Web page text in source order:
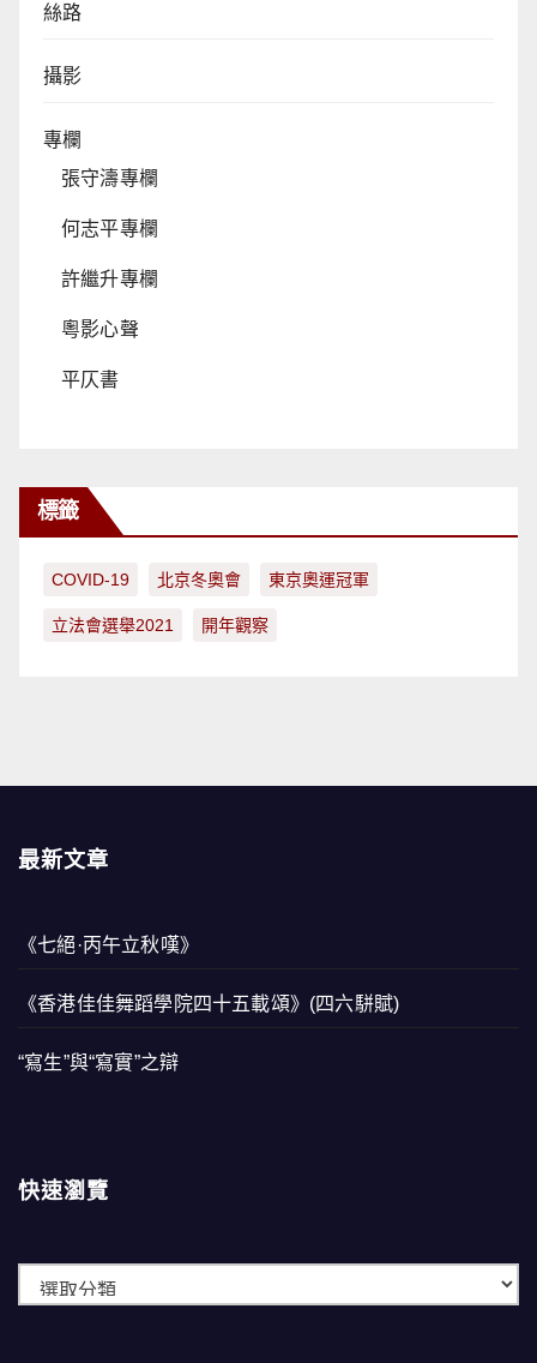
絲路
攝影
專欄
張守濤專欄
何志平專欄
許繼升專欄
粵影心聲
平仄書
標籤
COVID-19 北京冬奧會 東京奧運冠軍
立法會選舉2021 開年觀察
最新文章
《七絕·丙午立秋嘆》
《香港佳佳舞蹈學院四十五載頌》(四六駢賦)
“寫生”與“寫實”之辯
快速瀏覽